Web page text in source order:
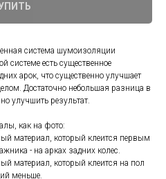
система шумоизоляции
системе есть существенное
арок, что существенно улучшает
Достаточно небольшая разница в
улучшить результат.
как на фото:
материал, который клеится первым
- на арках задних колес.
материал, который клеится на пол
меньше.